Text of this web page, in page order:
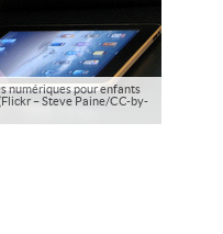
numériques pour enfants
– Steve Paine/CC-by-